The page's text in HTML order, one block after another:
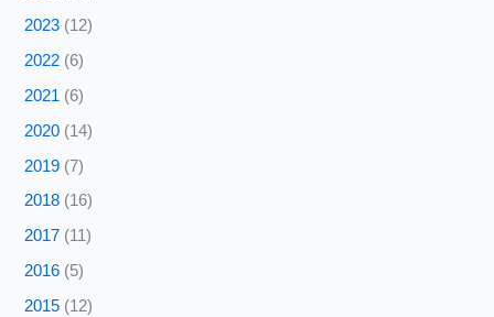
2023 (12)
2022 (6)
2021 (6)
2020 (14)
2019 (7)
2018 (16)
2017 (11)
2016 (5)
2015 (12)